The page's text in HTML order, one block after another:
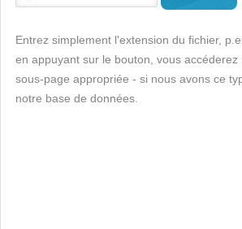
Entrez simplement l'extension du fichier,
en appuyant sur le bouton, vous accéderez
sous-page appropriée - si nous avons ce
notre base de données.